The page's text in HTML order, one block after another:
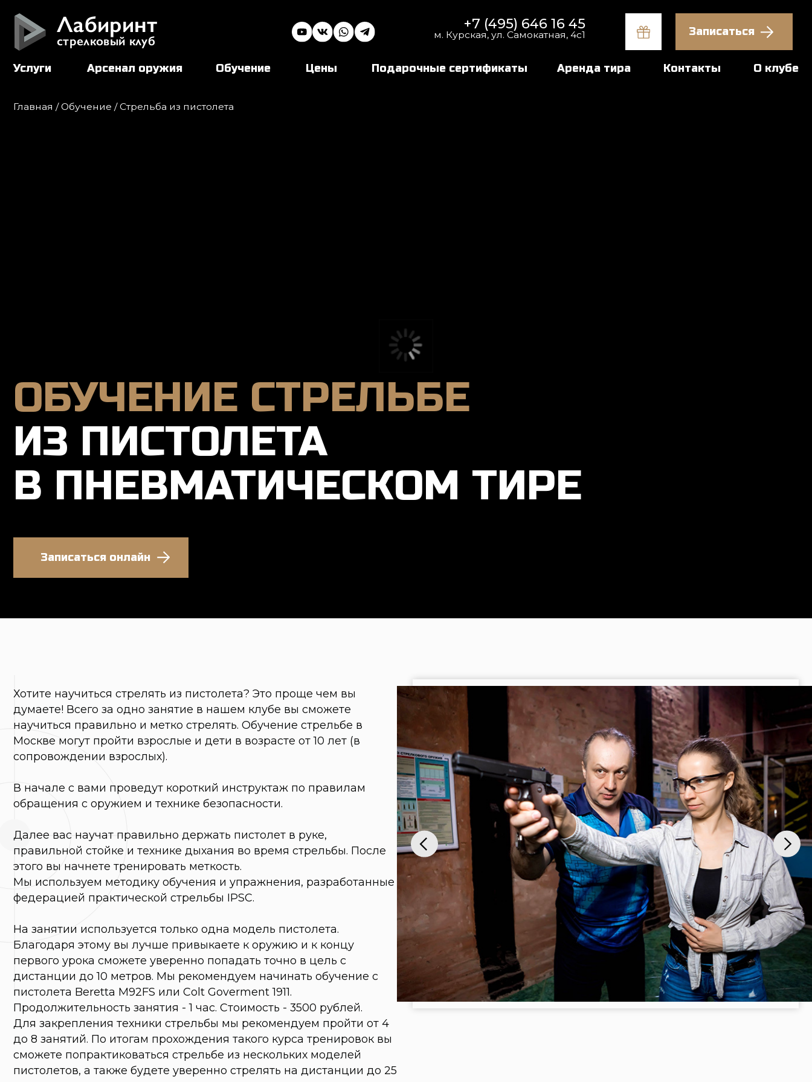
Записаться
+7 (495) 646 16 45
м. Курская, ул. Самокатная, 4с1
Аренда тира
Подарочные сертификаты
Обучение
Арсенал оружия
Услуги
стрелковый клуб
Лабиринт
Записаться онлайн
ОБУЧЕНИЕ СТРЕЛЬБЕ
ИЗ ПИСТОЛЕТА
В ПНЕВМАТИЧЕСКОМ ТИРЕ
Хотите научиться стрелять из пистолета? Это проще чем вы
В начале с вами проведут короткий инструктаж по правилам
обращения с оружием и технике безопасности.
Далее вас научат правильно держать пистолет в руке,
правильной стойке и технике дыхания во время стрельбы. После
Мы используем методику обучения и упражнения, разработанные
федерацией практической стрельбы IPSC.
На занятии используется только одна модель пистолета.
Благодаря этому вы лучше привыкаете к оружию и к концу
первого урока сможете уверенно попадать точно в цель с
дистанции до 10 метров. Мы рекомендуем начинать обучение с
пистолета Beretta M92FS или Colt Goverment 1911.
Продолжительность занятия - 1 час. Стоимость - 3500 рублей.
до 8 занятий. По итогам прохождения такого курса тренировок вы
сможете попрактиковаться стрельбе из нескольких моделей
пистолетов, а также будете уверенно стрелять на дистанции до 25
метров.
Обучение проводится в небольших группах до 5 человек. Занятия
проходят ежедневно в будние дни с 12:00 до 22:00, в выходные с
10:00 до 22:00. Рекомендуем предварительно записаться.
Записаться и задать любые вопросы вы можете по телефону+7
495 646 16 45